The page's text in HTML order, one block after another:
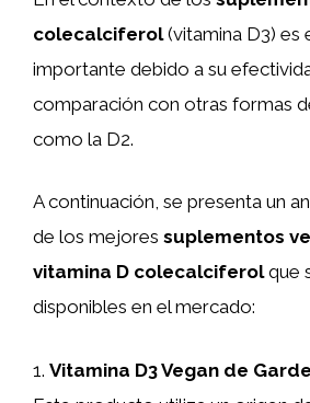
colecalciferol(vitamina D3) es
importante debido a su
comparación con otras formas
como la D2.
A continuación, se presenta un
de los mejores suplementos
vitamina D colecalciferolque
disponibles en el mercado:
1. Vitamina D3 Vegan de